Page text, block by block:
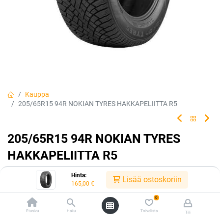
Hinta:
165,00 € Lisää ostoskoriin
Etusivu Haku
0
Toivelista Tili
Kauppa
205/65R15 94R NOKIAN TYRES HAKKAPELIITTA R5
205/65R15 94R NOKIAN TYRES
HAKKAPELIITTA R5
6419440489155 Tuotekoodi:225322
165,00€/ kpl
Saatavilla